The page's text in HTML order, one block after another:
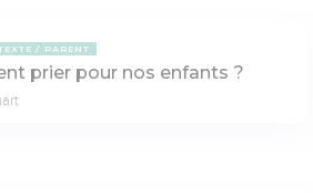
PARENT
prier pour nos enfants ?